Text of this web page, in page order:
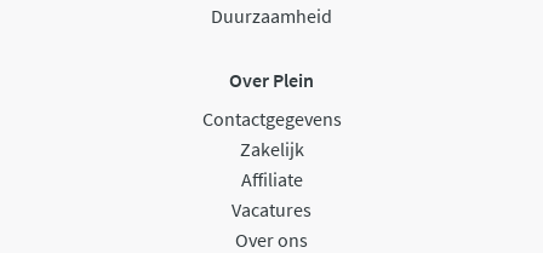
Duurzaamheid
Over Plein
Contactgegevens
Zakelijk
Affiliate
Vacatures
Over ons